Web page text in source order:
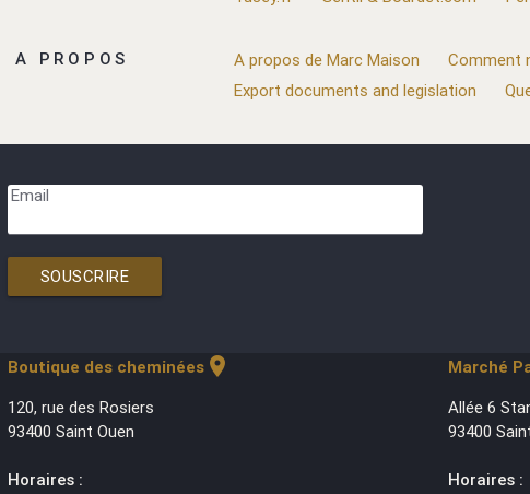
A PROPOS A propos de Marc Maison Comment
Export documents and legislation
Email
SOUSCRIRE
Boutique des cheminéeslocation_on
120, rue des Rosiers
93400 Saint Ouen
Horaires :
Marché
Allée 6
93400
Horaires :